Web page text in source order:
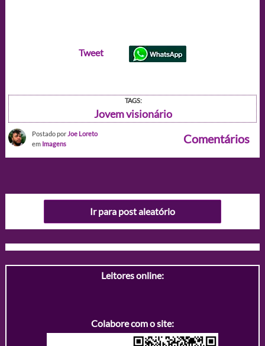
Tweet
TAGS:
Jovem visionário
Postado por Joe Loreto
em Imagens Comentários
Ir para post aleatório
Leitores online:
Colabore com o site: